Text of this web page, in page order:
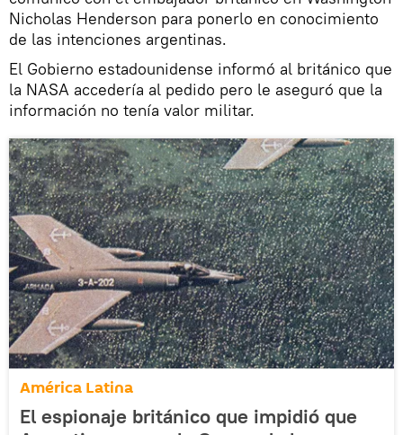
Nicholas Henderson para ponerlo en conocimiento
de las intenciones argentinas.
El Gobierno estadounidense informó al británico que
la NASA accedería al pedido pero le aseguró que la
información no tenía valor militar.
América Latina
El espionaje británico que impidió que